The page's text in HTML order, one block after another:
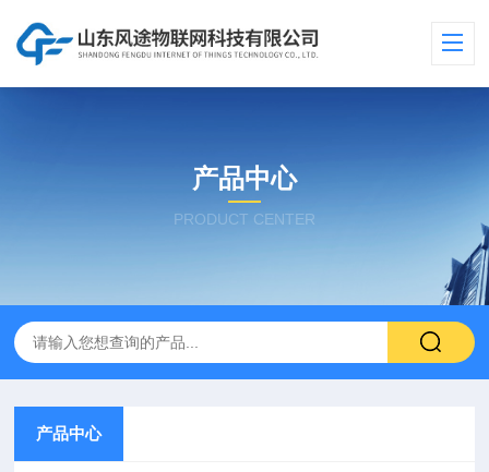
产品中心
PRODUCT CENTER
产品中心